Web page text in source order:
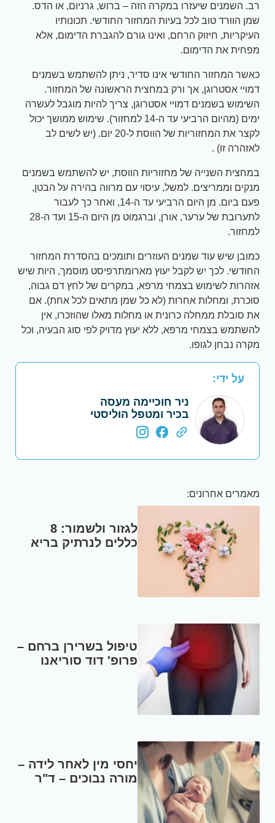
רב. השמנים שיעזרו במקרה הזה – ברוש, גרניום, או הדס.
שמן הוורד טוב לכל בעיות המחזור החודשי. תכונותיו
העיקריות, חיזוק הרחם, ואינו גורם להגברת הדימום, אלא
מפחית את הדימום.
כאשר המחזור החודשי אינו סדיר, ניתן להשתמש בשמנים
דמויי אסטרוגן, אך ורק במחצית הראשונה של המחזור.
השימוש בשמנים דמויי אסטרוגן, צריך להיות מוגבל לעשרה
ימים (מהיום הרביעי עד ה-14 למחזור). שימוש ממושך יכול
לקצר את המחזוריות של הווסת ל-20 יום. (יש לשים לב
לאזהרה זו) .
במחצית השנייה של מחזוריות הווסת, יש להשתמש בשמנים
מנקים וממריצים. למשל, עיסוי עם מרווה בהירה על הבטן,
פעם ביום. מן היום הרביעי עד ה-14, ואחר כך לעבור
לתערובת של ערער, אורן, וברגמוט מן היום ה-15 ועד ה-28
למחזור.
כמובן שיש עוד שמנים העוזרים ותומכים בהסדרת המחזור
החודשי. לכך יש לקבל יעוץ מארומתרפיסט מוסמך, היות שיש
אזהרות לשימוש בצמחי מרפא, במקרים של לחץ דם גבוה,
סוכרת, ומחלות אחרות (לא כל שמן מתאים לכל אחת). אם
את סובלת ממחלה כרונית או מחלות מאלו שהוזכרו, אין
להשתמש בצמחי מרפא, ללא יעוץ מדויק לפי סוג הבעיה, וכל
מקרה נבחן לגופו.
על ידי:
ניר חוכיימה מעסה
בכיר ומטפל הוליסטי
מאמרים אחרונים:
לגזור ולשמור: 8
כללים לנרתיק בריא
טיפול בשרירן ברחם –
פרופ' דוד סוריאנו
יחסי מין לאחר לידה –
מורה נבוכים – ד"ר